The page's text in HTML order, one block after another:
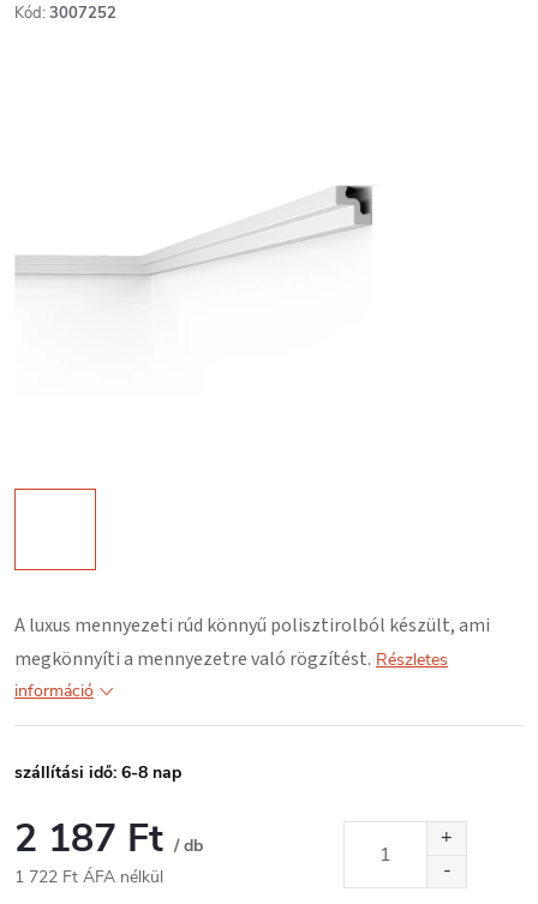
Kód: 3007252
A luxus mennyezeti rúd könnyű polisztirolból készült, ami
megkönnyíti a mennyezetre való rögzítést. Részletes
információ
szállítási idő: 6-8 nap
2 187 Ft / db
1 722 Ft ÁFA nélkül